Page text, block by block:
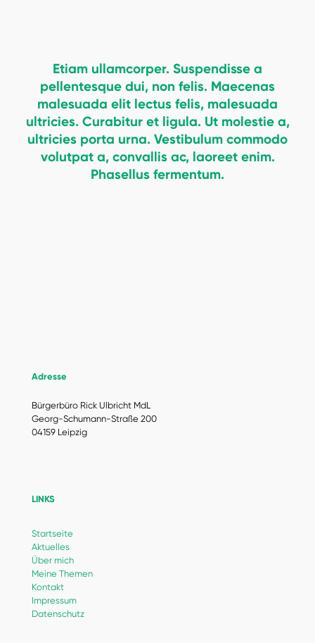
Etiam ullamcorper. Suspendisse a
pellentesque dui, non felis. Maecenas
malesuada elit lectus felis, malesuada
ultricies. Curabitur et ligula. Ut molestie a,
ultricies porta urna. Vestibulum commodo
volutpat a, convallis ac, laoreet enim.
Phasellus fermentum.
Adresse
Bürgerbüro Rick Ulbricht MdL
Georg-Schumann-Straße 200
04159 Leipzig
LINKS
Startseite
Aktuelles
Über mich
Meine Themen
Kontakt
Impressum
Datenschutz